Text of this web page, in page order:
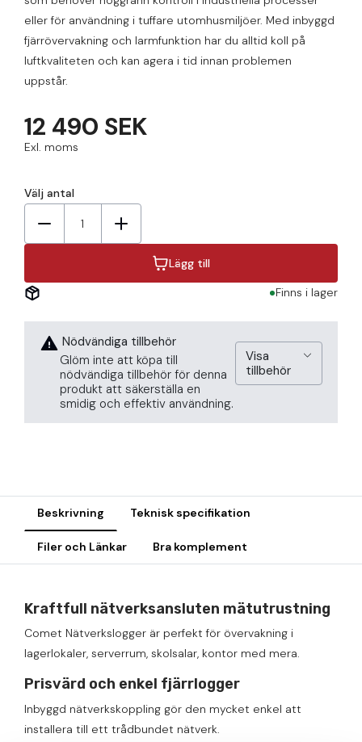
eller för användning i tuffare utomhusmiljöer. Med inbyggd
fjärrövervakning och larmfunktion har du alltid koll på
luftkvaliteten och kan agera i tid innan problemen
uppstår.
12 490 SEK
Exl. moms
Välj antal
1
Lägg till
Finns i lager
Nödvändiga tillbehör
Glöm inte att köpa till
nödvändiga tillbehör för denna
produkt att säkerställa en
smidig och effektiv användning.
Visa
tillbehör
Beskrivning Teknisk specifikation
Filer och Länkar Bra komplement
Kraftfull nätverksansluten mätutrustning
Comet Nätverkslogger är perfekt för övervakning i
lagerlokaler, serverrum, skolsalar, kontor med mera.
Prisvärd och enkel fjärrlogger
Inbyggd nätverkskoppling gör den mycket enkel att
installera till ett trådbundet nätverk.